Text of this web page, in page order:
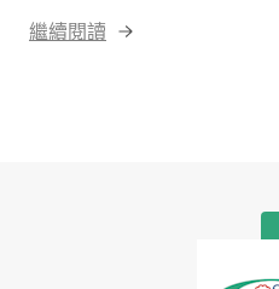
事項，帶你掌握重要資訊！
繼續閱讀